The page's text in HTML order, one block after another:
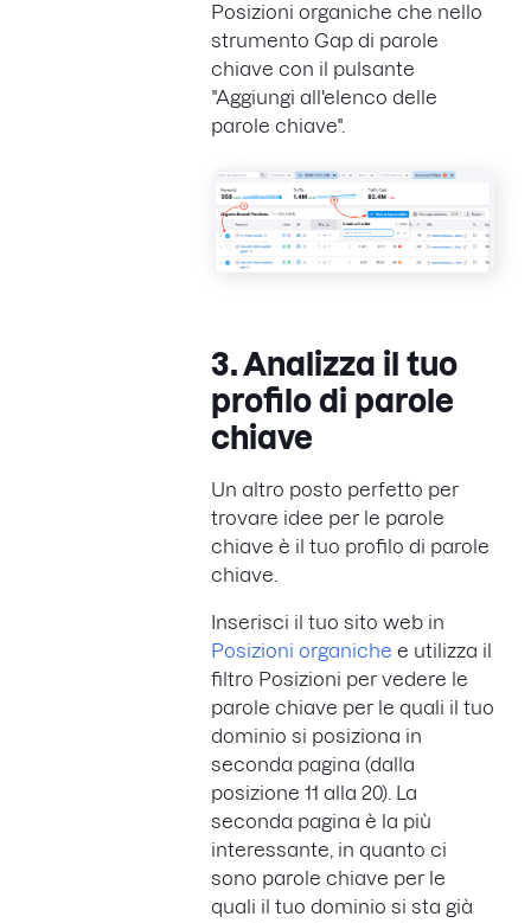
Posizioni organiche che nello
strumento Gap di parole
chiave con il pulsante
"Aggiungi all'elenco delle
parole chiave".
3. Analizza il tuo
profilo di parole
chiave
Un altro posto perfetto per
trovare idee per le parole
chiave è il tuo profilo di parole
chiave.
Inserisci il tuo sito web in
Posizioni organiche e utilizza il
filtro Posizioni per vedere le
parole chiave per le quali il tuo
dominio si posiziona in
seconda pagina (dalla
posizione 11 alla 20). La
seconda pagina è la più
interessante, in quanto ci
sono parole chiave per le
quali il tuo dominio si sta già